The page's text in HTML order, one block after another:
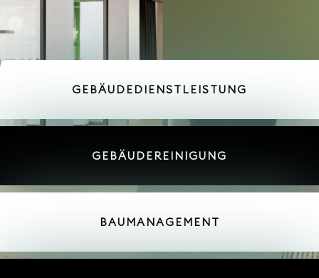
GEBÄUDEDIENSTLEISTUNG
GEBÄUDEREINIGUNG
BAUMANAGEMENT